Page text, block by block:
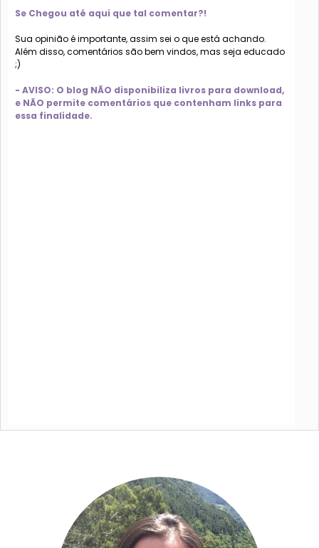
Se Chegou até aqui que tal comentar?!
Sua opinião é importante, assim sei o que está achando.
Além disso, comentários são bem vindos, mas seja educado
;)
- AVISO: O blog NÃO disponibiliza livros para download,
e NÃO permite comentários que contenham links para
essa finalidade.